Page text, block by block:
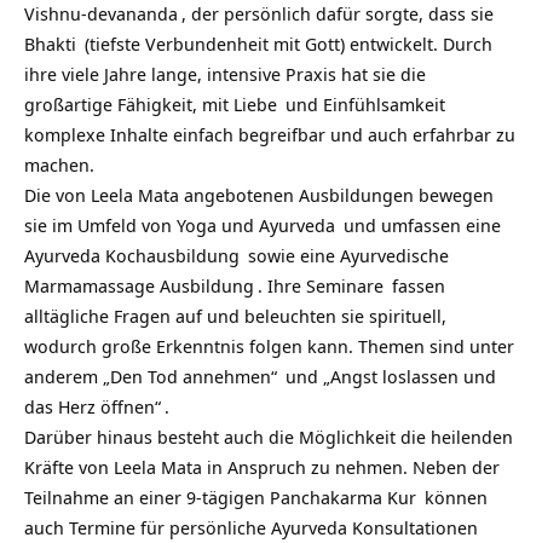
Vishnu-devananda , der persönlich dafür sorgte, dass sie
Bhakti (tiefste Verbundenheit mit Gott) entwickelt. Durch
ihre viele Jahre lange, intensive Praxis hat sie die
großartige Fähigkeit, mit Liebe und Einfühlsamkeit
komplexe Inhalte einfach begreifbar und auch erfahrbar zu
machen.
Die von Leela Mata angebotenen Ausbildungen bewegen
sie im Umfeld von Yoga und Ayurveda und umfassen eine
Ayurveda Kochausbildung sowie eine Ayurvedische
Marmamassage Ausbildung . Ihre Seminare fassen
alltägliche Fragen auf und beleuchten sie spirituell,
wodurch große Erkenntnis folgen kann. Themen sind unter
anderem „Den Tod annehmen“ und „Angst loslassen und
das Herz öffnen“ .
Darüber hinaus besteht auch die Möglichkeit die heilenden
Kräfte von Leela Mata in Anspruch zu nehmen. Neben der
Teilnahme an einer 9-tägigen Panchakarma Kur können
auch Termine für persönliche Ayurveda Konsultationen